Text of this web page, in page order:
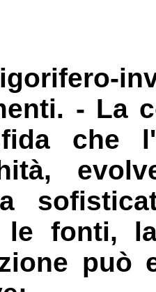
- La
che
le fonti,
può